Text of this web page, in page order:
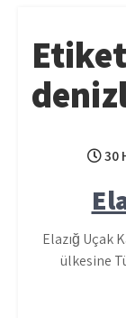
30
Elazığ Uçak
ülkesine